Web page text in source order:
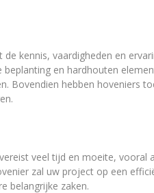
de kennis, vaardigheden en
beplanting en hardhouten
Bovendien hebben hoveniers
veel tijd en moeite,
zal uw project op een
belangrijke zaken.